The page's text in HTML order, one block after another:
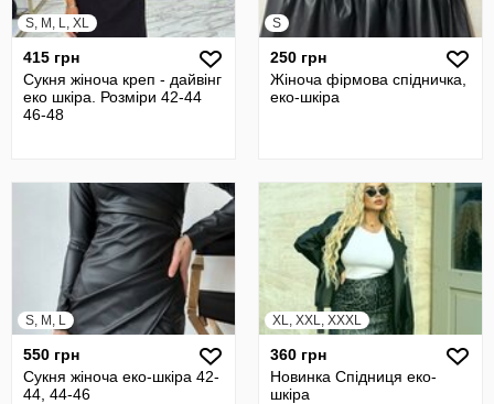
S, M, L, XL
415 грн
Сукня жіноча креп - дайвінг
еко шкіра. Розміри 42-44
46-48
S
250 грн
Жіноча фірмова спідничка,
еко-шкіра
S, M, L
550 грн
Сукня жіноча еко-шкіра 42-
44, 44-46
XL, XXL, XXXL
360 грн
Новинка Спідниця еко-
шкіра